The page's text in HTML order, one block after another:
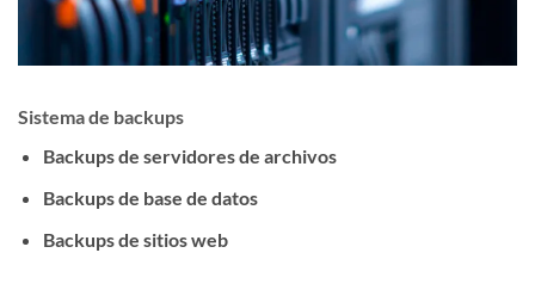
Sistema de backups
Backups de servidores de archivos
Backups de base de datos
Backups de sitios web